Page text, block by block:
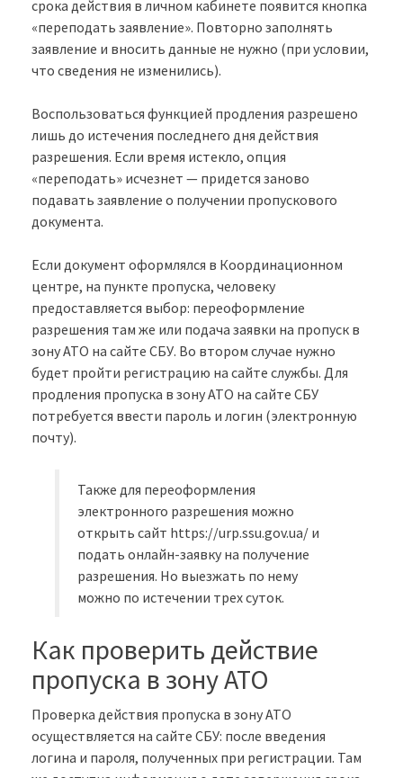
срока действия в личном кабинете появится кнопка
«переподать заявление». Повторно заполнять
заявление и вносить данные не нужно (при условии,
что сведения не изменились).
Воспользоваться функцией продления разрешено
лишь до истечения последнего дня действия
разрешения. Если время истекло, опция
«переподать» исчезнет — придется заново
подавать заявление о получении пропускового
документа.
Если документ оформлялся в Координационном
центре, на пункте пропуска, человеку
предоставляется выбор: переоформление
разрешения там же или подача заявки на пропуск в
зону АТО на сайте СБУ. Во втором случае нужно
будет пройти регистрацию на сайте службы. Для
продления пропуска в зону АТО на сайте СБУ
потребуется ввести пароль и логин (электронную
почту).
Также для переоформления
электронного разрешения можно
открыть сайт https://urp.ssu.gov.ua/ и
подать онлайн-заявку на получение
разрешения. Но выезжать по нему
можно по истечении трех суток.
Как проверить действие
пропуска в зону АТО
Проверка действия пропуска в зону АТО
осуществляется на сайте СБУ: после введения
логина и пароля, полученных при регистрации. Там